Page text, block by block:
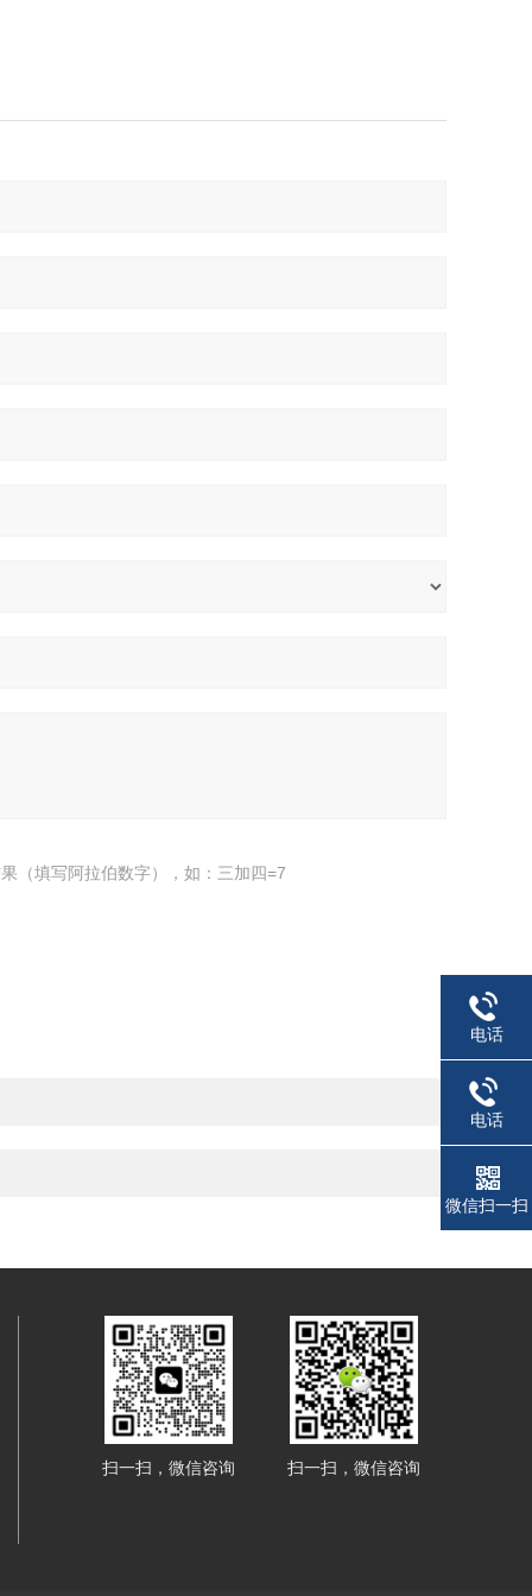
（填写阿拉伯数字），如：三加四=7
扫一扫，微信咨询 扫一扫，微信咨询
电话
电话
微信扫一扫